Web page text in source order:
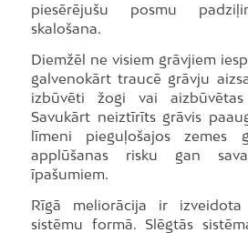
piesērējušu posmu
skalošana.
Diemžēl ne visiem grāvjiem
galvenokārt traucē grāvju
izbūvēti žogi vai aizbūvētas
Savukārt neiztīrīts grāvis
līmeni pieguļošajos zemes
applūšanas risku gan
īpašumiem.
Rīgā meliorācija ir
sistēmu formā. Slēgtās